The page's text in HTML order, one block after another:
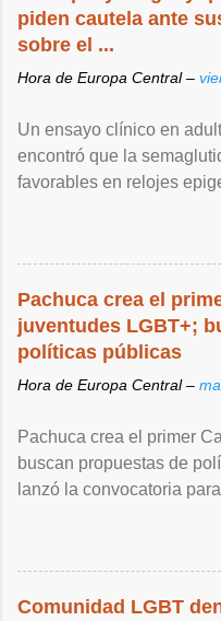
piden cautela ante
sobre el ...
Hora de Europa Central –
Un ensayo clínico en
encontró que la
favorables en relojes
Pachuca crea el
juventudes LGBT+;
políticas públicas
Hora de Europa Central –
Pachuca crea el primer
buscan propuestas de
lanzó la convocatoria
Comunidad LGBT